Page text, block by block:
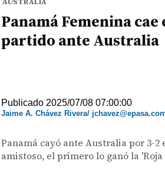
Panamá Femenina
partido ante Australia
Publicado 2025/07/08 07:00:00
Jaime A. Chávez Rivera/
Panamá cayó ante Australia por 3-2
amistoso, el primero lo ganó la 'Roja